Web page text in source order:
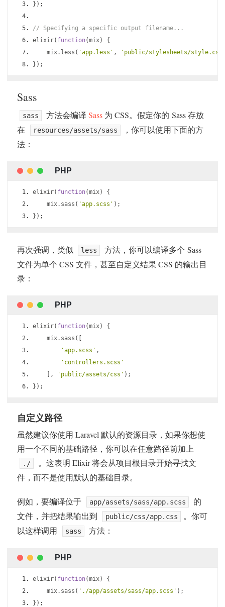
});
// Specifying a specific output filename...
elixir( function(mix)
{
    mix
. less ( 'app.less' ,
'public/stylesheets/
});
Sass
sass 方法会编译 Sass 为 CSS。假定你的 Sass 存放
在
resources/assets/sass
，你可以使用下面的方
法：
elixir( function(mix)
{
    mix
. sass ( 'app.scss' );
});
再次强调，类似 less
方法，你可以编译多个 Sass
文件为单个 CSS 文件，甚至自定义结果 CSS 的输出目
录：
elixir( function(mix)
{
    mix
. sass ([
'app.scss' ,
'controllers.scss'
],
'public/assets/css' );
});
自定义路径
虽然建议你使用 Laravel 默认的资源目录，如果你想使
用一个不同的基础路径，你可以在任意路径前加上
./
。这表明 Elixir 将会从项目根目录开始寻找文
件，而不是使用默认的基础目录。
例如，要编译位于 app/assets/sass/app.scss
的
文件，并把结果输出到
public/css/app.css
。你可
以这样调用
sass 方法：
elixir( function(mix)
{
    mix
. sass ( './app/assets/sass/app.scss' );
});